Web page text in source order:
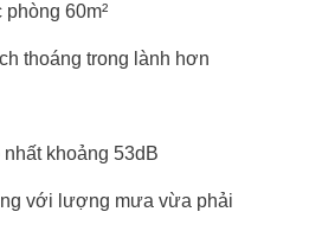
60m²
thoáng trong lành hơn
khoảng 53dB
với lượng mưa vừa phải